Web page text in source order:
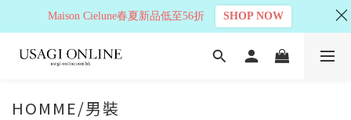
HOMME/男裝
Maison Cielune春夏新品低至56折 SHOP NOW